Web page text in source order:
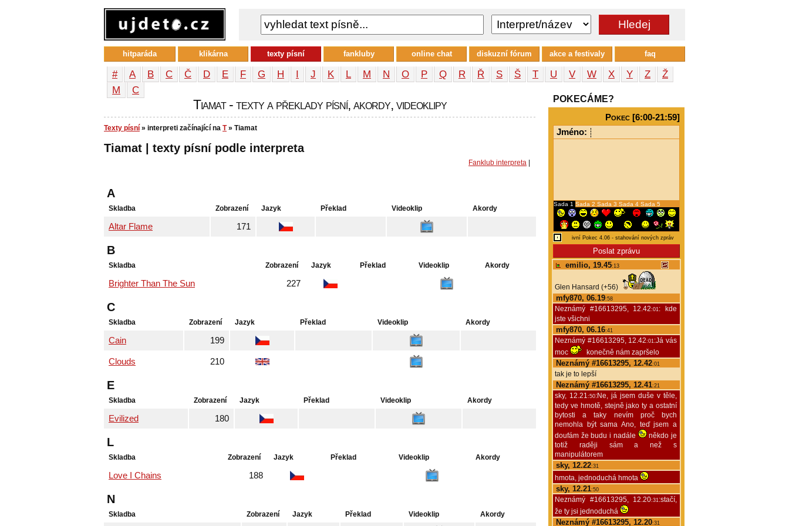
# A B C Č D E F G H I J K L M N O P Q R Ř S Š T U V W X Y Z
Ž
М
С
Tiamat - texty a překlady písní, akordy, videoklipy
Texty písní » interpreti začínající na T» Tiamat
Tiamat | texty písní podle interpreta
Fanklub interpreta
A
Skladba Zobrazení Jazyk Překlad Videoklip Akordy
Altar Flame 171
B
Skladba Zobrazení Jazyk Překlad Videoklip Akordy
Brighter Than The Sun 227
C
Skladba Zobrazení Jazyk Překlad Videoklip Akordy
Cain 199
Clouds 210
E
Skladba Zobrazení Jazyk Překlad Videoklip Akordy
Evilized 180
L
Skladba Zobrazení Jazyk Překlad Videoklip Akordy
Love I Chains 188
N
Skladba Zobrazení Jazyk Překlad Videoklip Akordy
POKECÁME?
Pokec [6:00-21:59]
Jméno:
Sada 1 Sada 2 Sada 3 Sada 4 Sada 5
emilio, 19.45:13
Glen Hansard (+56)
mfy870, 06.19:58
Neznámý #16613295, 12.42:01: kde
jste všichni
mfy870, 06.16:41
Neznámý #16613295, 12.42:01:Já vás
moc
konečně nám zapršelo
Neznámý #16613295, 12.42:01
tak je to lepší
Neznámý #16613295, 12.41:21
sky, 12.21:50:Ne, já jsem duše v těle,
tedy ve hmotě, stejně jako ty a ostatní
bytosti a taky nevím proč bych
nemohla být sama Ano, teď jsem a
doufám že budu i nadále
někdo je
totiž raději sám a než s
manipulátorem
sky, 12.22:31
hmota, jednoduchá hmota
sky, 12.21:50
Neznámý #16613295, 12.20:31:stačí,
že ty jsi jednoduchá
Neznámý #16613295, 12.20:31
hitparáda klikárna texty písní fankluby online chat diskuzní fórum akce a festivaly faq